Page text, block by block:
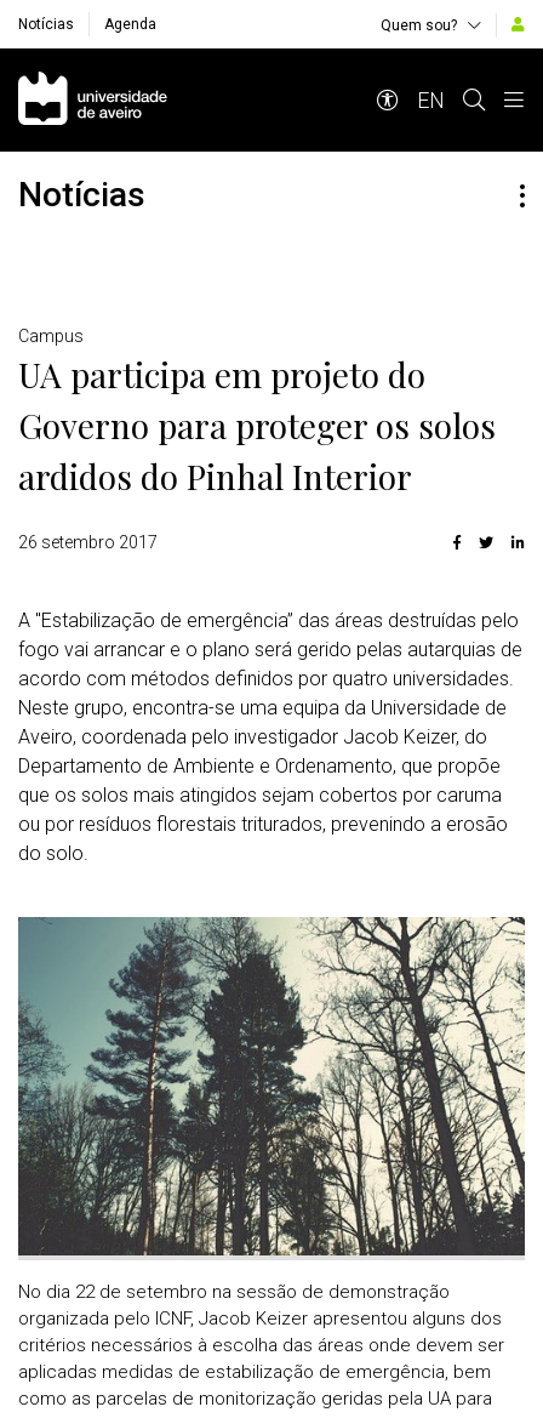
Notícias Agenda Quem sou?
Navegação Principal
EN
Notícias
Detalhes
Campus
UA participa em projeto do
Governo para proteger os solos
ardidos do Pinhal Interior
26 setembro 2017
A "Estabilização de emergência” das áreas destruídas pelo
fogo vai arrancar e o plano será gerido pelas autarquias de
acordo com métodos definidos por quatro universidades.
Neste grupo, encontra-se uma equipa da Universidade de
Aveiro, coordenada pelo investigador Jacob Keizer, do
Departamento de Ambiente e Ordenamento, que propõe
que os solos mais atingidos sejam cobertos por caruma
ou por resíduos florestais triturados, prevenindo a erosão
do solo.
No dia 22 de setembro na sessão de demonstração
organizada pelo ICNF, Jacob Keizer apresentou alguns dos
critérios necessários à escolha das áreas onde devem ser
aplicadas medidas de estabilização de emergência, bem
como as parcelas de monitorização geridas pela UA para